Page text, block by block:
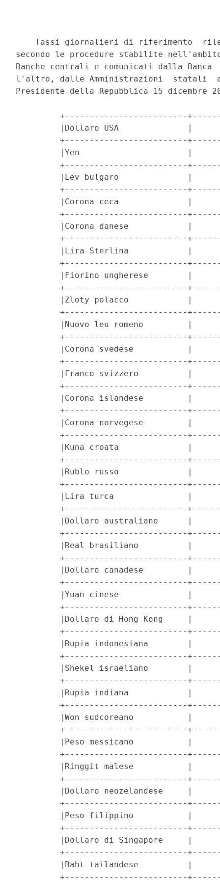
Tassi giornalieri di riferimento
secondo le procedure stabilite
Banche centrali e comunicati dalla
l'altro, dalle Amministrazioni  statali
Presidente della Repubblica 15 dicembre
+-------------------------
|Dollaro USA              |
+-------------------------
|Yen                      |
+-------------------------
|Lev bulgaro              |
+-------------------------
|Corona ceca              |
+-------------------------
|Corona danese            |
+-------------------------
|Lira Sterlina            |
+-------------------------
|Fiorino ungherese        |
+-------------------------
|Zloty polacco            |
+-------------------------
|Nuovo leu romeno         |
+-------------------------
|Corona svedese           |
+-------------------------
|Franco svizzero          |
+-------------------------
|Corona islandese         |
+-------------------------
|Corona norvegese         |
+-------------------------
|Kuna croata              |
+-------------------------
|Rublo russo              |
+-------------------------
|Lira turca               |
+-------------------------
|Dollaro australiano      |
+-------------------------
|Real brasiliano          |
+-------------------------
|Dollaro canadese         |
+-------------------------
|Yuan cinese              |
+-------------------------
|Dollaro di Hong Kong     |
+-------------------------
|Rupia indonesiana        |
+-------------------------
|Shekel israeliano        |
+-------------------------
|Rupia indiana            |
+-------------------------
|Won sudcoreano           |
+-------------------------
|Peso messicano           |
+-------------------------
|Ringgit malese           |
+-------------------------
|Dollaro neozelandese     |
+-------------------------
|Peso filippino           |
+-------------------------
|Dollaro di Singapore     |
+-------------------------
|Baht tailandese          |
+-------------------------